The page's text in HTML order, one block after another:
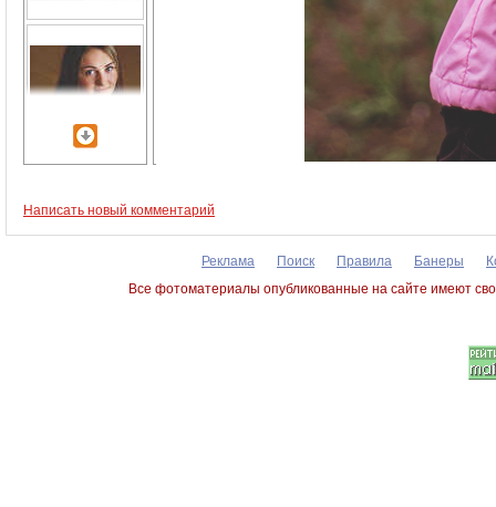
Написать новый комментарий
Реклама Поиск Правила Банеры
Все фотоматериалы опубликованные на сайте имеют